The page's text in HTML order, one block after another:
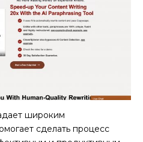
широким
сделать процесс